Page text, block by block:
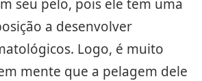
seu pelo, pois ele tem uma
a desenvolver
Logo, é muito
mente que a pelagem dele